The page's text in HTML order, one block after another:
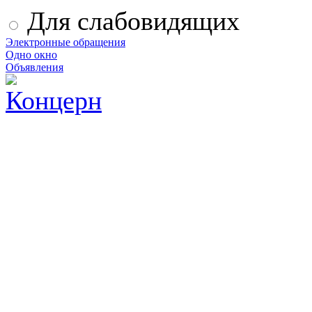
Для слабовидящих
Электронные обращения
Одно окно
Объявления